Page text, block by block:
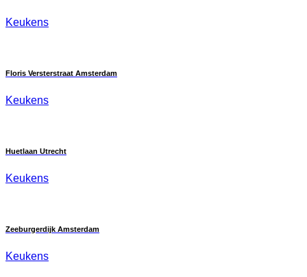
Keukens
Floris Versterstraat Amsterdam
Keukens
Huetlaan Utrecht
Keukens
Zeeburgerdijk Amsterdam
Keukens